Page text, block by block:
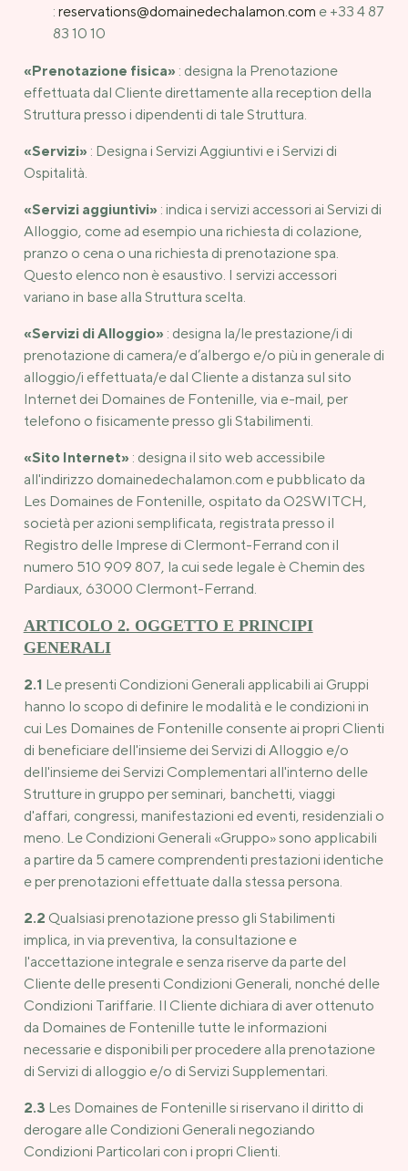
: reservations@domainedechalamon.com e +33 4 87
83 10 10
«Prenotazione fisica» : designa la Prenotazione
effettuata dal Cliente direttamente alla reception della
Struttura presso i dipendenti di tale Struttura.
«Servizi» : Designa i Servizi Aggiuntivi e i Servizi di
Ospitalità.
«Servizi aggiuntivi» : indica i servizi accessori ai Servizi di
Alloggio, come ad esempio una richiesta di colazione,
pranzo o cena o una richiesta di prenotazione spa.
Questo elenco non è esaustivo. I servizi accessori
variano in base alla Struttura scelta.
«Servizi di Alloggio» : designa la/le prestazione/i di
prenotazione di camera/e d’albergo e/o più in generale di
alloggio/i effettuata/e dal Cliente a distanza sul sito
Internet dei Domaines de Fontenille, via e-mail, per
telefono o fisicamente presso gli Stabilimenti.
«Sito Internet» : designa il sito web accessibile
all'indirizzo domainedechalamon.com e pubblicato da
Les Domaines de Fontenille, ospitato da O2SWITCH,
società per azioni semplificata, registrata presso il
Registro delle Imprese di Clermont-Ferrand con il
numero 510 909 807, la cui sede legale è Chemin des
Pardiaux, 63000 Clermont-Ferrand.
ARTICOLO 2. OGGETTO E PRINCIPI
GENERALI
2.1 Le presenti Condizioni Generali applicabili ai Gruppi
hanno lo scopo di definire le modalità e le condizioni in
cui Les Domaines de Fontenille consente ai propri Clienti
di beneficiare dell'insieme dei Servizi di Alloggio e/o
dell'insieme dei Servizi Complementari all'interno delle
Strutture in gruppo per seminari, banchetti, viaggi
d'affari, congressi, manifestazioni ed eventi, residenziali o
meno. Le Condizioni Generali «Gruppo» sono applicabili
a partire da 5 camere comprendenti prestazioni identiche
e per prenotazioni effettuate dalla stessa persona.
2.2 Qualsiasi prenotazione presso gli Stabilimenti
implica, in via preventiva, la consultazione e
l'accettazione integrale e senza riserve da parte del
Cliente delle presenti Condizioni Generali, nonché delle
Condizioni Tariffarie. Il Cliente dichiara di aver ottenuto
da Domaines de Fontenille tutte le informazioni
necessarie e disponibili per procedere alla prenotazione
di Servizi di alloggio e/o di Servizi Supplementari.
2.3 Les Domaines de Fontenille si riservano il diritto di
derogare alle Condizioni Generali negoziando
Condizioni Particolari con i propri Clienti.